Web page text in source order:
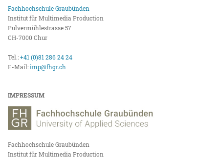
Fachhochschule Graubünden
Institut für Multimedia Production
Pulvermühlestrasse 57
CH-7000 Chur
Tel.:+41 (0)81 286 24 24
E-Mail:imp@fhgr.ch
IMPRESSUM
Fachhochschule Graubünden
Institut für Multimedia Production